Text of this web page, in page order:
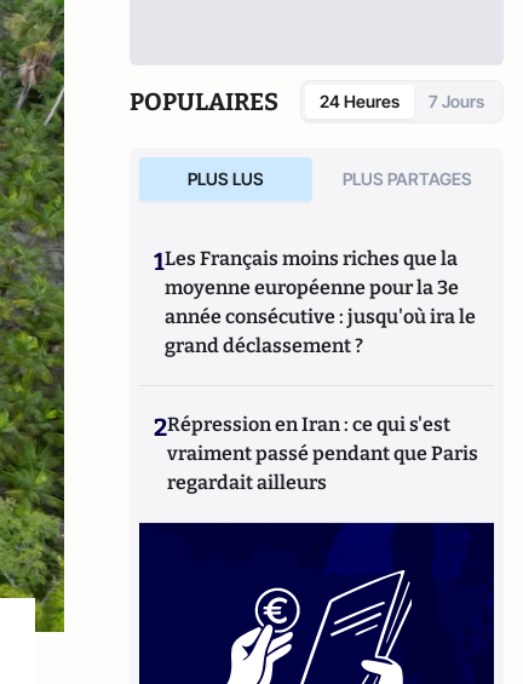
POPULAIRES 24 Heures 7 Jours
PLUS LUS PLUS PARTAGES
1Les Français moins riches que la
moyenne européenne pour la 3e
année consécutive : jusqu'où ira le
grand déclassement ?
2Répression en Iran : ce qui s'est
vraiment passé pendant que Paris
regardait ailleurs